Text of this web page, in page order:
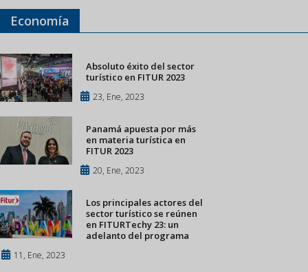
Economía
Absoluto éxito del sector
turístico en FITUR 2023
23, Ene, 2023
Panamá apuesta por más
en materia turística en
FITUR 2023
20, Ene, 2023
Los principales actores del
sector turístico se reúnen
en FITURTechy 23: un
adelanto del programa
11, Ene, 2023